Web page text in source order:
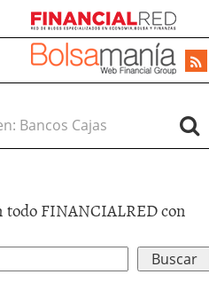
todo FINANCIALRED con